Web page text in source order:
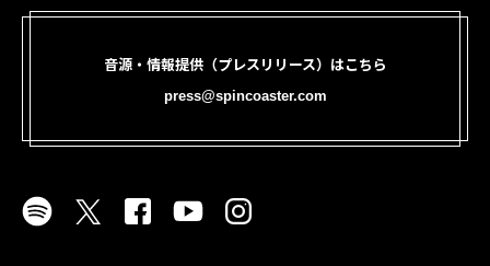
音源・情報提供（プレスリリース）はこちら
press@spincoaster.com